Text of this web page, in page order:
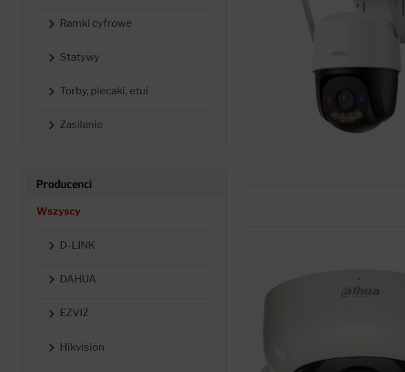
 Ramki cyfrowe
 Statywy
 Torby, plecaki, etui
 Zasilanie
Producenci
Wszyscy
 D-LINK
 DAHUA
 EZVIZ
 Hikvision